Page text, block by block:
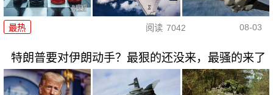
最热 阅读 7042 08-03
特朗普要对伊朗动手？最狠的还没来，最骚的来了